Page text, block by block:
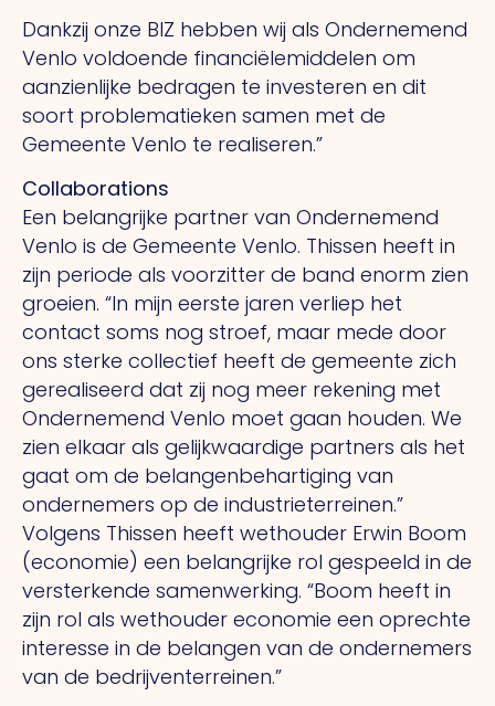
Dankzij onze BIZ hebben wij als Ondernemend
Venlo voldoende financiëlemiddelen om
aanzienlijke bedragen te investeren en dit
soort problematieken samen met de
Gemeente Venlo te realiseren.”
Collaborations
Een belangrijke partner van Ondernemend
Venlo is de Gemeente Venlo. Thissen heeft in
zijn periode als voorzitter de band enorm zien
groeien. “In mijn eerste jaren verliep het
contact soms nog stroef, maar mede door
ons sterke collectief heeft de gemeente zich
gerealiseerd dat zij nog meer rekening met
Ondernemend Venlo moet gaan houden. We
zien elkaar als gelijkwaardige partners als het
gaat om de belangenbehartiging van
ondernemers op de industrieterreinen.”
Volgens Thissen heeft wethouder Erwin Boom
(economie) een belangrijke rol gespeeld in de
versterkende samenwerking. “Boom heeft in
zijn rol als wethouder economie een oprechte
interesse in de belangen van de ondernemers
van de bedrijventerreinen.”